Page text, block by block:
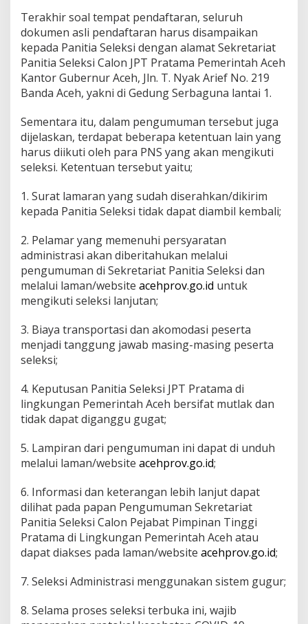
Terakhir soal tempat pendaftaran, seluruh
dokumen asli pendaftaran harus disampaikan
kepada Panitia Seleksi dengan alamat Sekretariat
Panitia Seleksi Calon JPT Pratama Pemerintah Aceh
Kantor Gubernur Aceh, Jln. T. Nyak Arief No. 219
Banda Aceh, yakni di Gedung Serbaguna lantai 1.
Sementara itu, dalam pengumuman tersebut juga
dijelaskan, terdapat beberapa ketentuan lain yang
harus diikuti oleh para PNS yang akan mengikuti
seleksi. Ketentuan tersebut yaitu;
1. Surat lamaran yang sudah diserahkan/dikirim
kepada Panitia Seleksi tidak dapat diambil kembali;
2. Pelamar yang memenuhi persyaratan
administrasi akan diberitahukan melalui
pengumuman di Sekretariat Panitia Seleksi dan
melalui laman/website acehprov.go.id untuk
mengikuti seleksi lanjutan;
3. Biaya transportasi dan akomodasi peserta
menjadi tanggung jawab masing-masing peserta
seleksi;
4. Keputusan Panitia Seleksi JPT Pratama di
lingkungan Pemerintah Aceh bersifat mutlak dan
tidak dapat diganggu gugat;
5. Lampiran dari pengumuman ini dapat di unduh
melalui laman/website acehprov.go.id;
6. Informasi dan keterangan lebih lanjut dapat
dilihat pada papan Pengumuman Sekretariat
Panitia Seleksi Calon Pejabat Pimpinan Tinggi
Pratama di Lingkungan Pemerintah Aceh atau
dapat diakses pada laman/website acehprov.go.id;
7. Seleksi Administrasi menggunakan sistem gugur;
8. Selama proses seleksi terbuka ini, wajib